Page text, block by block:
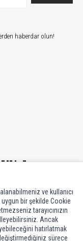
haberdar olun!
ve kullanıcı
bir şekilde Cookie
tarayıcınızın
Ancak
hatırlatmak
sürece